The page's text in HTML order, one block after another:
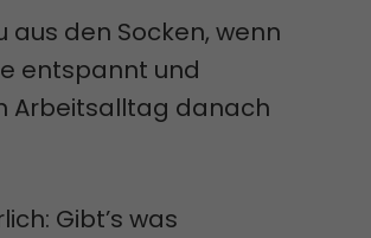
aus den Socken, wenn
entspannt und
Arbeitsalltag danach
Gibt’s was